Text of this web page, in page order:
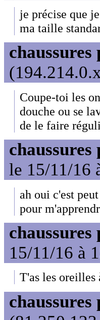
je précise que
ma taille
Coupe-toi les
douche ou se
de le faire
le 15/11/16
ah oui c'est
pour
15/11/16 à
T'as les oreilles